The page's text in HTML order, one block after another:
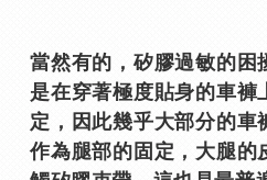
當然有的，矽膠過敏的困
是在穿著極度貼身的車褲
定，因此幾乎大部分的車
作為腿部的固定，大腿的